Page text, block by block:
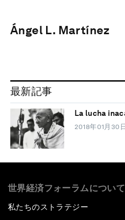
Ángel L. Martínez
最新記事
La lucha
2018年01月30日
世界経済フォーラムについて
私たちのストラテジー